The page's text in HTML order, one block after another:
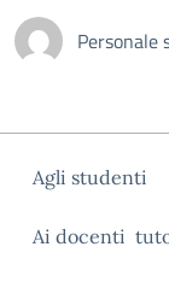
Personale
Agli studenti
Ai docenti